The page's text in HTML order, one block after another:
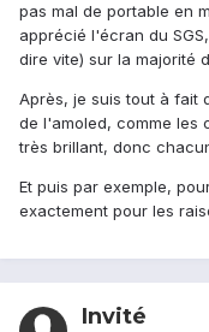
pas mal de portable en
apprécié l'écran du
dire vite) sur la majorité
Après, je suis tout à fait
de l'amoled, comme les
très brillant, donc
Et puis par exemple,
exactement pour les
Invité